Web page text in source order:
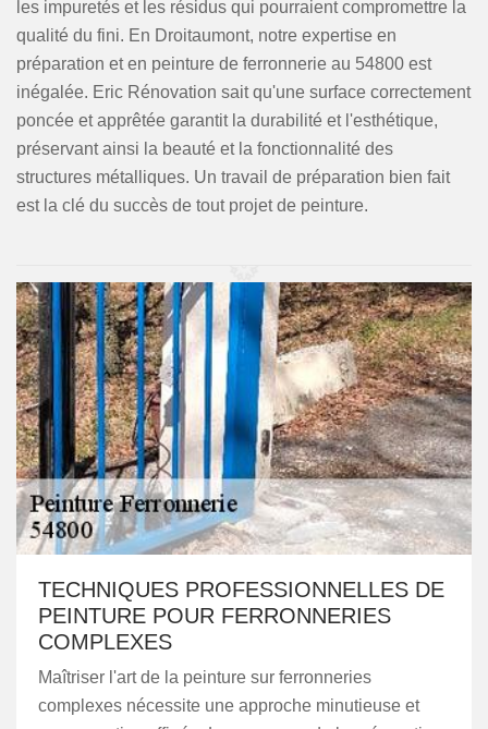
les impuretés et les résidus qui pourraient compromettre la
qualité du fini. En Droitaumont, notre expertise en
préparation et en peinture de ferronnerie au 54800 est
inégalée. Eric Rénovation sait qu'une surface correctement
poncée et apprêtée garantit la durabilité et l'esthétique,
préservant ainsi la beauté et la fonctionnalité des
structures métalliques. Un travail de préparation bien fait
est la clé du succès de tout projet de peinture.
TECHNIQUES PROFESSIONNELLES DE
PEINTURE POUR FERRONNERIES
COMPLEXES
Maîtriser l'art de la peinture sur ferronneries
complexes nécessite une approche minutieuse et